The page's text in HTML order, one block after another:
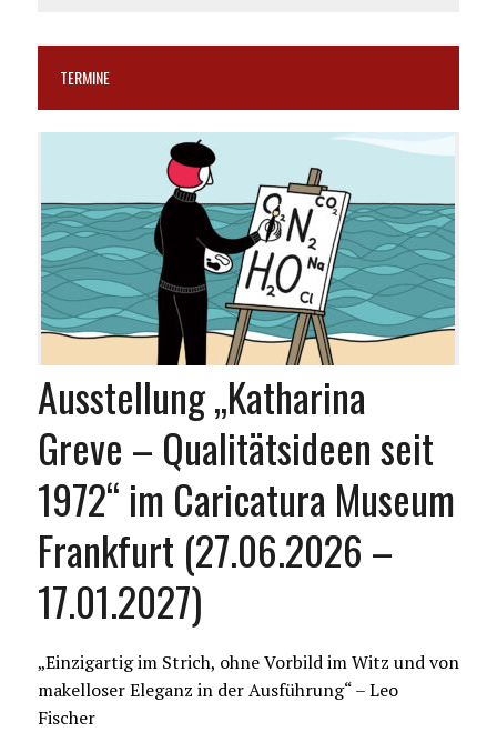
TERMINE
Ausstellung „Katharina
Greve – Qualitätsideen seit
1972“ im Caricatura Museum
Frankfurt (27.06.2026 –
17.01.2027)
„Einzigartig im Strich, ohne Vorbild im Witz und von
makelloser Eleganz in der Ausführung“ – Leo
Fischer